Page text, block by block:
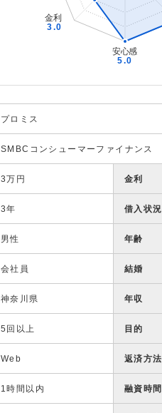
プロミス
SMBCコンシューマーファイナンス
3万円 金利
3年 借入状況
男性 年齢
会社員 結婚
神奈川県 年収
5回以上 目的
Web 返済方法
1時間以内 融資時間